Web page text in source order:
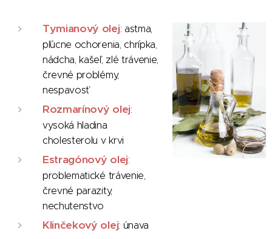
Tymianový olej: astma,
pľúcne ochorenia, chrípka,
nádcha, kašeľ, zlé trávenie,
črevné problémy,
nespavosť
Rozmarínový olej:
vysoká hladina
cholesterolu v krvi
Estragónový olej:
problematické trávenie,
črevné parazity,
nechutenstvo
Klinčekový olej: únava